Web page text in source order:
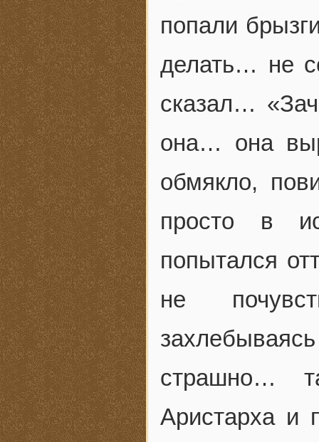
попали
делать… не
сказал…
она… она
обмякло,
просто в
попытался
не
страшно…
Аристарха и